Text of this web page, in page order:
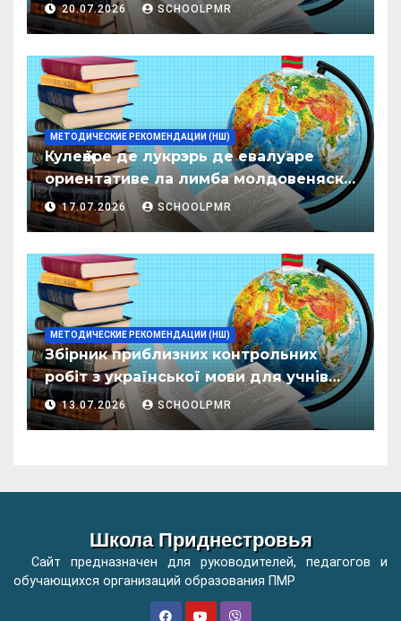
20.07.2026 SCHOOLPMR
МЕТОДИЧЕСКИЕ РЕКОМЕНДАЦИИ (НШ)
Кулеӂере де лукрэрь де евалуаре
ориентативе ла лимба молдовеняскэ
пентру елевий класелор примаре але
организациилор де ынвэцэмынт
17.07.2026 SCHOOLPMR
МЕТОДИЧЕСКИЕ РЕКОМЕНДАЦИИ (НШ)
Збірник приблизних контрольних
робіт з української мови для учнів
початкових класів організацій
загальної освіти
13.07.2026 SCHOOLPMR
Школа Приднестровья
Сайт предназначен для руководителей, педагогов и
обучающихся организаций образования ПМР